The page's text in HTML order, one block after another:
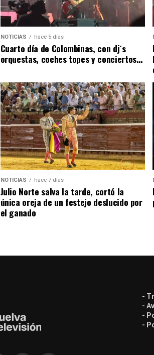
NOTICIAS hace 5 días
Cuarto día de Colombinas, con dj´s
orquestas, coches topes y conciertos…
NOTICIAS hace 7 días
Julio Norte salva la tarde, cortó la
única oreja de un festejo deslucido por
el ganado
-
-
-
-